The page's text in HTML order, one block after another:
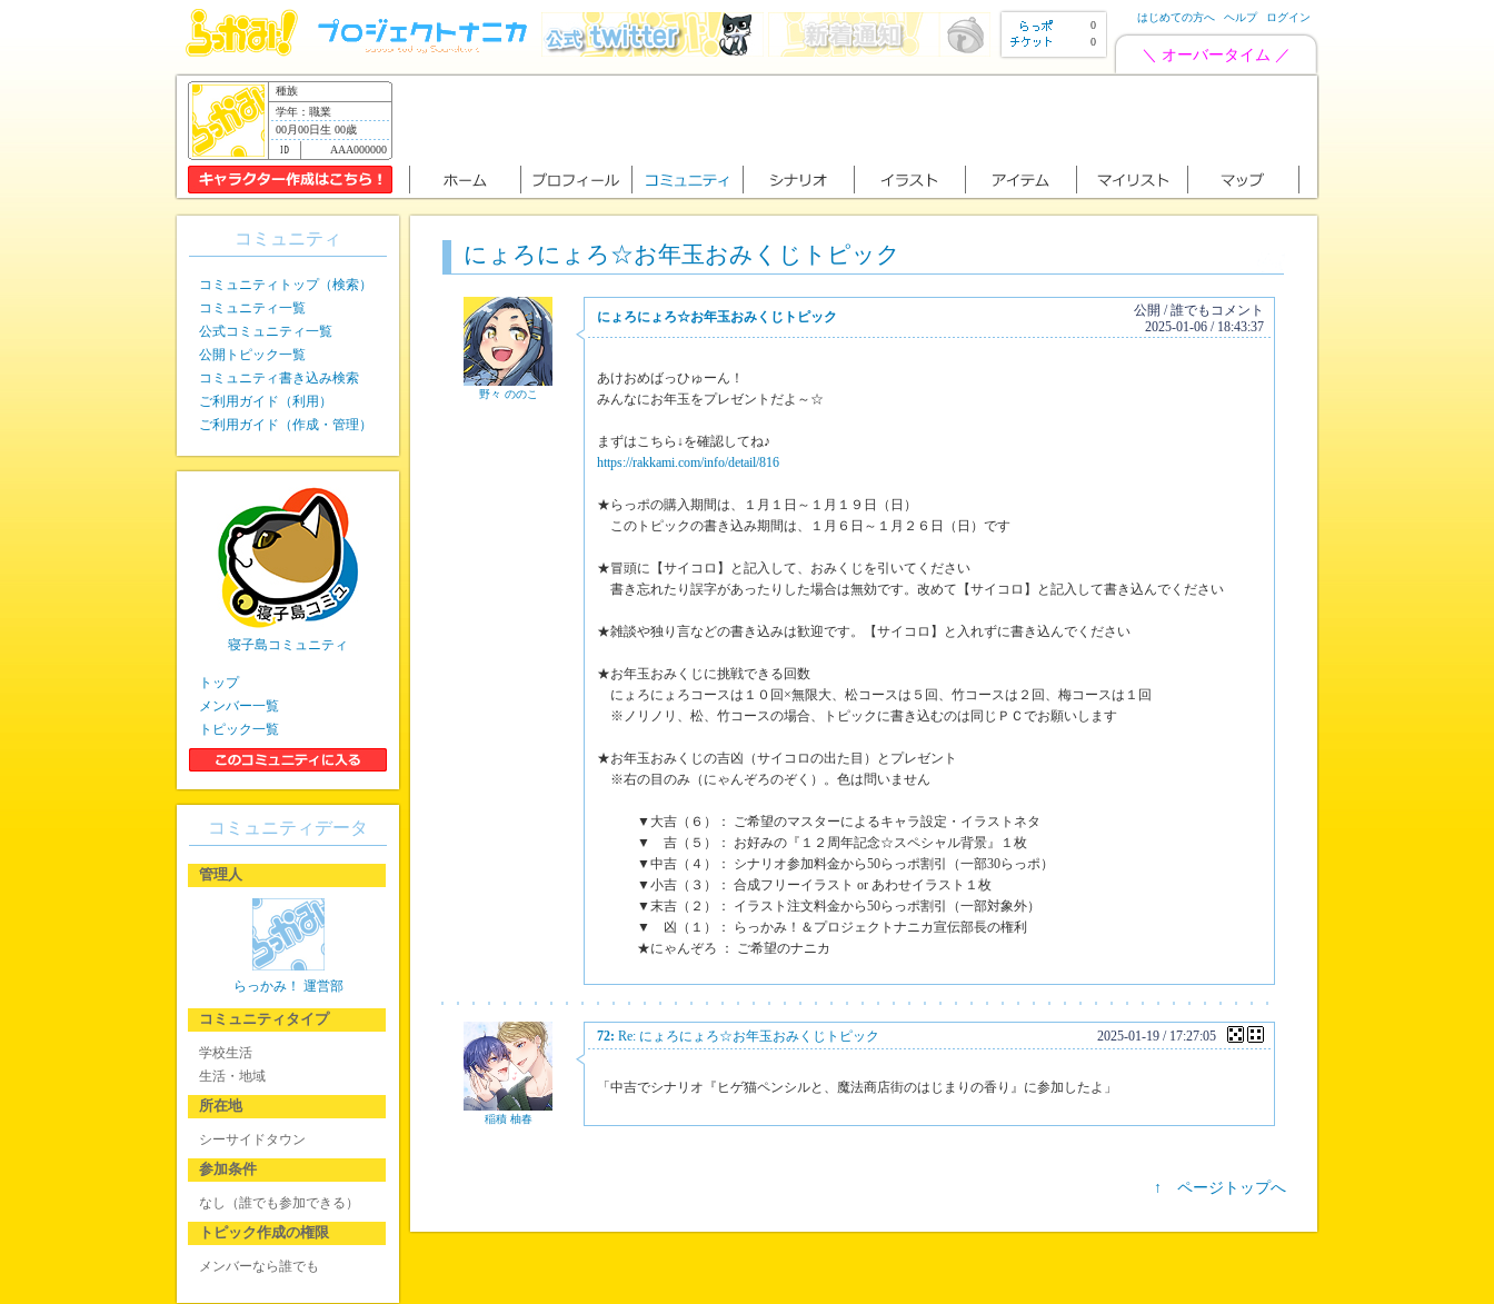
0
0
はじめての方へ ヘルプ ログイン
＼ オーバータイム ／
種族
学年：職業
00月00日生 00歳
AAA000000
にょろにょろ☆お年玉おみくじトピック
野々 ののこ
にょろにょろ☆お年玉おみくじトピック
公開 / 誰でもコメント
2025-01-06 / 18:43:37
あけおめばっひゅーん！
みんなにお年玉をプレゼントだよ～☆
まずはこちら↓を確認してね♪
https://rakkami.com/info/detail/816
★らっポの購入期間は、１月１日～１月１９日（日）
このトピックの書き込み期間は、１月６日～１月２６日（日）です
★冒頭に【サイコロ】と記入して、おみくじを引いてください
書き忘れたり誤字があったりした場合は無効です。改めて【サイコロ】と記入して書き込んでください
★雑談や独り言などの書き込みは歓迎です。【サイコロ】と入れずに書き込んでください
★お年玉おみくじに挑戦できる回数
にょろにょろコースは１０回×無限大、松コースは５回、竹コースは２回、梅コースは１回
※ノリノリ、松、竹コースの場合、トピックに書き込むのは同じＰＣでお願いします
★お年玉おみくじの吉凶（サイコロの出た目）とプレゼント
※右の目のみ（にゃんぞろのぞく）。色は問いません
▼大吉（６）： ご希望のマスターによるキャラ設定・イラストネタ
▼ 吉（５）： お好みの『１２周年記念☆スペシャル背景』１枚
▼中吉（４）： シナリオ参加料金から50らっポ割引（一部30らっポ）
▼小吉（３）： 合成フリーイラスト or あわせイラスト１枚
▼末吉（２）： イラスト注文料金から50らっポ割引（一部対象外）
▼ 凶（１）： らっかみ！＆プロジェクトナニカ宣伝部長の権利
★にゃんぞろ ： ご希望のナニカ
稲積 柚春
72: Re: にょろにょろ☆お年玉おみくじトピック 2025-01-19 / 17:27:05
「中吉でシナリオ『ヒゲ猫ペンシルと、魔法商店街のはじまりの香り』に参加したよ」
↑ ページトップへ
コミュニティ
コミュニティトップ（検索）
コミュニティ一覧
公式コミュニティ一覧
公開トピック一覧
コミュニティ書き込み検索
ご利用ガイド（利用）
ご利用ガイド（作成・管理）
寝子島コミュニティ
トップ
メンバー一覧
トピック一覧
コミュニティデータ
管理人
らっかみ！ 運営部
コミュニティタイプ
学校生活
生活・地域
所在地
シーサイドタウン
参加条件
なし（誰でも参加できる）
トピック作成の権限
メンバーなら誰でも